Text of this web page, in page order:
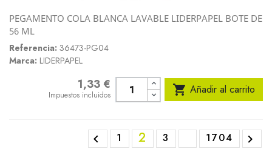
PEGAMENTO COLA BLANCA LAVABLE LIDERPAPEL BOTE DE
56 ML
Referencia: 36473-PG04
Marca: LIDERPAPEL
1,33 €
Impuestos incluidos  Añadir al carrito
 1 2 3 1704 